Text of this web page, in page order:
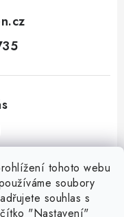
tohoto webu
soubory
souhlas s
"Nastavení"